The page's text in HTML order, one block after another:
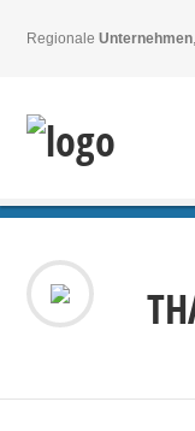
Regionale Unternehmen,